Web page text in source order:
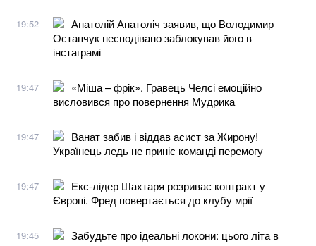
19:52
Анатолій Анатоліч заявив, що Володимир
Остапчук несподівано заблокував його в
інстаграмі
19:47
«Міша – фрік». Гравець Челсі емоційно
висловився про повернення Мудрика
19:47
Ванат забив і віддав асист за Жирону!
Українець ледь не приніс команді перемогу
19:47
Екс-лідер Шахтаря розриває контракт у
Європі. Фред повертається до клубу мрії
19:45
Забудьте про ідеальні локони: цього літа в